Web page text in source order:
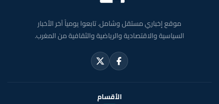
موقع إخباري مستقل وشامل. تابعوا يومياً آخر الأخبار
السياسية والاقتصادية والرياضية والثقافية من المغرب.
الأقسام